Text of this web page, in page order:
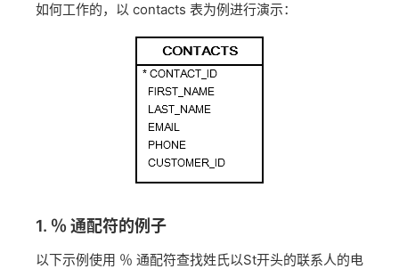
如何工作的，以 contacts 表为例进行演示：
1. ％ 通配符的例子
以下示例使用 ％ 通配符查找姓氏以St开头的联系人的电